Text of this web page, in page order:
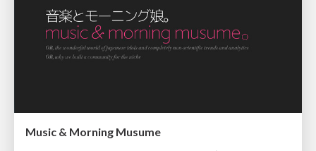
Music & Morning Musume